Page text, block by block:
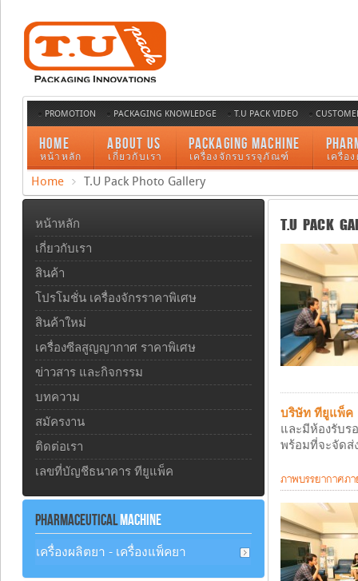
PROMOTION PACKAGING KNOWLEDGE T.U PACK VIDEO
HOME
หน้าหลัก
ABOUT US
เกี่ยวกับเรา
PACKAGING MACHINE
เครื่องจักรบรรจุภัณฑ์ เครื่อ
Home T.U Pack Photo Gallery
T.U PACK
บริษัท ทียูแพ็ค
และมีห้องรับร
พร้อมที่จะจัดส่
ภาพบรรยากาศภ
หน้าหลัก
เกี่ยวกับเรา
สินค้า
โปรโมชั่น เครื่องจักรราคาพิเศษ
สินค้าใหม่
เครื่องซีลสูญญากาศ ราคาพิเศษ
ข่าวสาร และกิจกรรม
บทความ
สมัครงาน
ติดต่อเรา
เลขที่บัญชีธนาคาร ทียูแพ็ค
PHARMACEUTICALMACHINE
เครื่องผลิตยา - เครื่องแพ็คยา